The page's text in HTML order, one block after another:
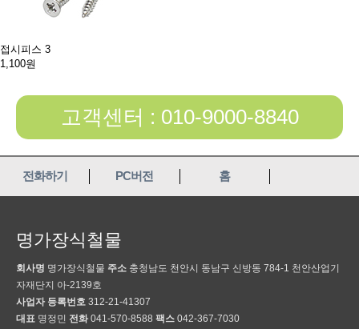
접시피스 3
1,100원
고객센터 : 010-9000-8840
전화하기 PC버전 홈
명가장식철물
회사명 명가장식철물 주소 충청남도 천안시 동남구 신방동 784-1 천안산업기
자재단지 아-2139호
사업자 등록번호 312-21-41307
대표 명정민 전화 041-570-8588 팩스 042-367-7030